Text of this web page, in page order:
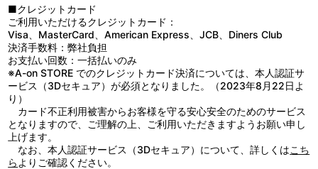
映像特典
■ピクチャードラマ「かもがわの甘い一日」
■＜音声特典＞第8話キャラクターコメンタリー
出演／田所正蔵、岩淵まちこ、グラニア
会議の後、まどかの強引な後押しもあって、ディセルマインは妹
のランに初めて「すまなかった」と優しい言葉をかける――感激し
て、涙を浮かべてしまうラン。ムギナミもヴィラジュリオから「俺
は死ぬまで、お前のお兄ちゃんだ」と言われ、喜びをかみしめる。
そして、まどか、ラン、ムギナミは“誓いの丘”へと向かう。思い出
の場所で、まどかは新しい誓いを立てようとランとムギナミにもち
かける。それは「ウォクスでは戦わない」こと――。だが同じ頃、
ファロスでは意外な事実が明らかになっていた。
■第8話「鴨川アドバルーン」
ここのところ、背後から誰かの視線を感じているまどか。ランや
ムギナミも、同じように「誰かに狙われている」と感じていた。３
人を物陰から見ていたのは、一年生の三木れいこ。れいこはまどか
の手をつかんで、「私をジャージ部に入れてください！」と熱烈に
行／キャラクターデザイン：乘田拓茂、小林千鶴／オービッドデザ
イン：日産自動車 グローバルデザイン本部[大須田貴士、菊地宏
幸、村林和展]／メカ総作監：松村拓哉／CG制作：グラフィニカ／
プロップデザイン：原 由知、寺岡賢司、曽野由大／美術監督：渡辺
三千恵／美術設定：小木斉之／色彩設計：関本美津子／撮影監督：
青木 隆／3Dﾃﾞｨﾚｸﾀｰ：白井宏旨／編集：坂本久美子／音響監督：明
田川 仁／音楽：鈴木さえ子、TOMISIRO／ｱﾆﾒｰｼｮﾝ制作：XEBEC／
製作：ﾗｸﾞﾗﾝｼﾞｪ･ﾌﾟﾛｼﾞｪｸﾄ 他
井口祐一／田所正蔵：保村 真／渡部えり：田中理恵／上原はるか：
藤村 歩／ジェイムズ・ロウ：川田紳司／グラニア：中島 愛／岩淵
まちこ：浅倉杏美／野上さち：山口立花子／近藤みち：三森すず
こ 他
■クレジットカード
ご利用いただけるクレジットカード：
Visa、MasterCard、American Express、JCB、Diners Club
決済手数料：弊社負担
お支払い回数：一括払いのみ
※A-on STORE でのクレジットカード決済については、本人認証サ
ービス（3Dセキュア）が必須となりました。（2023年8月22日よ
り）
カード不正利用被害からお客様を守る安心安全のためのサービス
となりますので、ご理解の上、ご利用いただきますようお願い申し
上げます。
なお、本人認証サービス（3Dセキュア）について、詳しくはこち
ら よりご確認ください。